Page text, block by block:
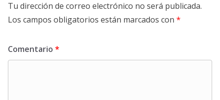
Tu dirección de correo electrónico no será publicada.
Los campos obligatorios están marcados con *
Comentario *